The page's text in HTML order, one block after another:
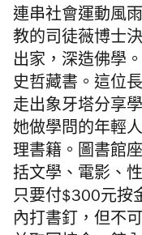
連串社會運動風
教的司徒薇博士
出家，深造佛學
史哲藏書。這位
走出象牙塔分享
她做學問的年輕
理書籍。圖書館
括文學、電影、
只要付$300元按
內打書釘，但不